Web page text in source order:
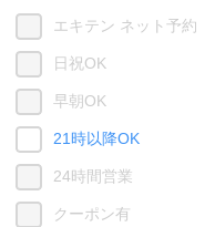
エキテン ネット予約
日祝OK
早朝OK
21時以降OK
24時間営業
クーポン有